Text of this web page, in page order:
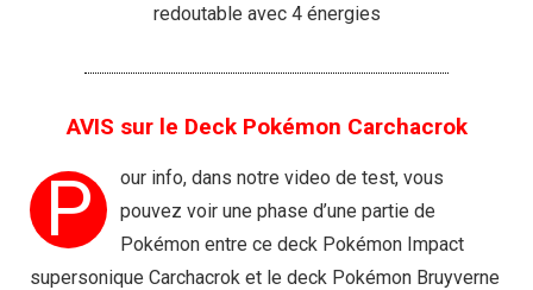
redoutable avec 4 énergies
AVIS sur le Deck Pokémon Carchacrok
P
our info, dans notre video de test, vous
pouvez voir une phase d’une partie de
Pokémon entre ce deck Pokémon Impact
supersonique Carchacrok et le deck Pokémon Bruyverne